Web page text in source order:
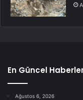
En Güncel
Ağustos 6, 2026